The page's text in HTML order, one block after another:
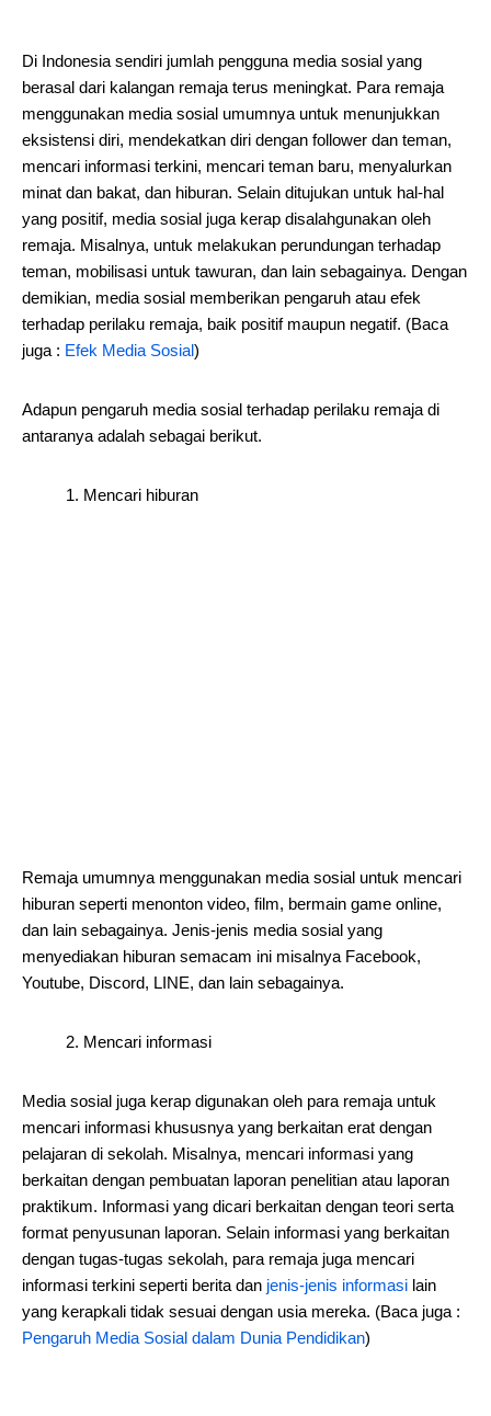
Di Indonesia sendiri jumlah pengguna media sosial yang
berasal dari kalangan remaja terus meningkat. Para remaja
menggunakan media sosial umumnya untuk menunjukkan
eksistensi diri, mendekatkan diri dengan follower dan teman,
mencari informasi terkini, mencari teman baru, menyalurkan
minat dan bakat, dan hiburan. Selain ditujukan untuk hal-hal
yang positif, media sosial juga kerap disalahgunakan oleh
remaja. Misalnya, untuk melakukan perundungan terhadap
teman, mobilisasi untuk tawuran, dan lain sebagainya. Dengan
demikian, media sosial memberikan pengaruh atau efek
terhadap perilaku remaja, baik positif maupun negatif. (Baca
juga : Efek Media Sosial)
Adapun pengaruh media sosial terhadap perilaku remaja di
antaranya adalah sebagai berikut.
1. Mencari hiburan
Remaja umumnya menggunakan media sosial untuk mencari
hiburan seperti menonton video, film, bermain game online,
dan lain sebagainya. Jenis-jenis media sosial yang
menyediakan hiburan semacam ini misalnya Facebook,
Youtube, Discord, LINE, dan lain sebagainya.
2. Mencari informasi
Media sosial juga kerap digunakan oleh para remaja untuk
mencari informasi khususnya yang berkaitan erat dengan
pelajaran di sekolah. Misalnya, mencari informasi yang
berkaitan dengan pembuatan laporan penelitian atau laporan
praktikum. Informasi yang dicari berkaitan dengan teori serta
format penyusunan laporan. Selain informasi yang berkaitan
dengan tugas-tugas sekolah, para remaja juga mencari
informasi terkini seperti berita dan jenis-jenis informasi lain
yang kerapkali tidak sesuai dengan usia mereka. (Baca juga :
Pengaruh Media Sosial dalam Dunia Pendidikan)